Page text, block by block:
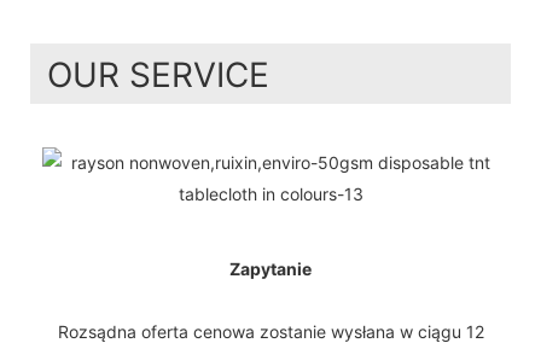
OUR SERVICE
Zapytanie
Rozsądna oferta cenowa zostanie wysłana w ciągu 12